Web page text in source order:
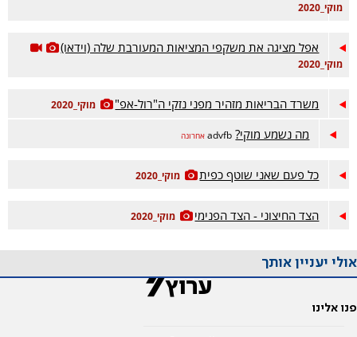
מוקי_2020
אפל מציגה את משקפי המציאות המעורבת שלה (וידאו)
מוקי_2020
משרד הבריאות מזהיר מפני נזקי ה"רול-אפ" מוקי_2020
מה נשמע מוקי? advfb אחרונה
כל פעם שאני שוטף כפית מוקי_2020
הצד החיצוני - הצד הפנימי מוקי_2020
אולי יעניין אותך
פנו אלינו